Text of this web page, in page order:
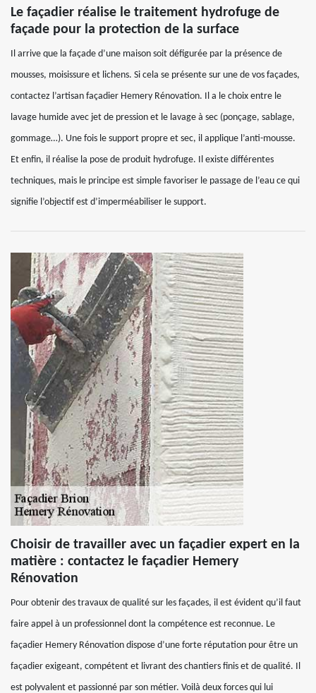
Le façadier réalise le traitement hydrofuge de
façade pour la protection de la surface
Il arrive que la façade d’une maison soit défigurée par la présence de
mousses, moisissure et lichens. Si cela se présente sur une de vos façades,
contactez l’artisan façadier Hemery Rénovation. Il a le choix entre le
lavage humide avec jet de pression et le lavage à sec (ponçage, sablage,
gommage…). Une fois le support propre et sec, il applique l’anti-mousse.
Et enfin, il réalise la pose de produit hydrofuge. Il existe différentes
techniques, mais le principe est simple favoriser le passage de l’eau ce qui
signifie l’objectif est d’imperméabiliser le support.
Choisir de travailler avec un façadier expert en la
matière : contactez le façadier Hemery
Rénovation
Pour obtenir des travaux de qualité sur les façades, il est évident qu’il faut
faire appel à un professionnel dont la compétence est reconnue. Le
façadier Hemery Rénovation dispose d’une forte réputation pour être un
façadier exigeant, compétent et livrant des chantiers finis et de qualité. Il
est polyvalent et passionné par son métier. Voilà deux forces qui lui